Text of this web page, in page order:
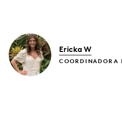
Ericka W
COORDINADORA